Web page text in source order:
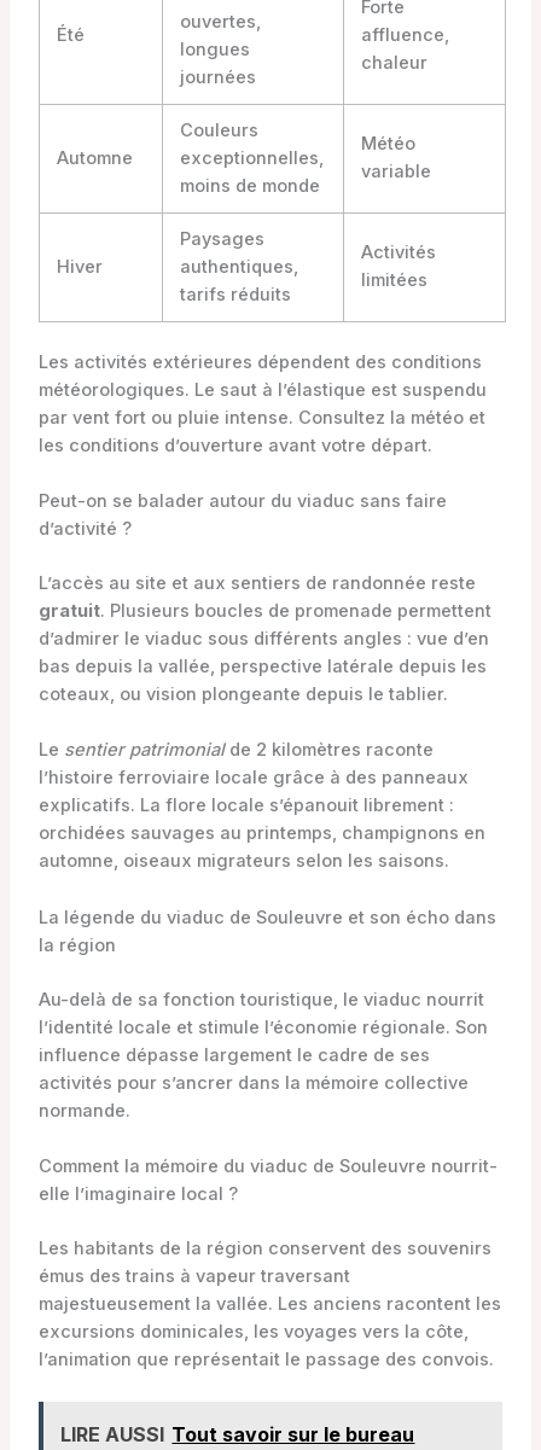
Été
ouvertes,
longues
journées
Forte
affluence,
chaleur
Automne
Couleurs
exceptionnelles,
moins de monde
Météo
variable
Hiver
Paysages
authentiques,
tarifs réduits
Activités
limitées
Les activités extérieures dépendent des conditions
météorologiques. Le saut à l’élastique est suspendu
par vent fort ou pluie intense. Consultez la météo et
les conditions d’ouverture avant votre départ.
Peut-on se balader autour du viaduc sans faire
d’activité ?
L’accès au site et aux sentiers de randonnée reste
gratuit. Plusieurs boucles de promenade permettent
d’admirer le viaduc sous différents angles : vue d’en
bas depuis la vallée, perspective latérale depuis les
coteaux, ou vision plongeante depuis le tablier.
Le sentier patrimonialde 2 kilomètres raconte
l’histoire ferroviaire locale grâce à des panneaux
explicatifs. La flore locale s’épanouit librement :
orchidées sauvages au printemps, champignons en
automne, oiseaux migrateurs selon les saisons.
La légende du viaduc de Souleuvre et son écho dans
la région
Au-delà de sa fonction touristique, le viaduc nourrit
l’identité locale et stimule l’économie régionale. Son
influence dépasse largement le cadre de ses
activités pour s’ancrer dans la mémoire collective
normande.
Comment la mémoire du viaduc de Souleuvre nourrit-
elle l’imaginaire local ?
Les habitants de la région conservent des souvenirs
émus des trains à vapeur traversant
majestueusement la vallée. Les anciens racontent les
excursions dominicales, les voyages vers la côte,
l’animation que représentait le passage des convois.
LIRE AUSSI Tout savoir sur le bureau